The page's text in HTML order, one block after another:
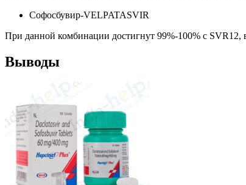
Софосбувир-VELPATASVIR
При данной комбинации достигнут 99%-100% с
Выводы